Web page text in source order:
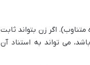
اگر زن بتواند ثابت
می تواند به استناد آن